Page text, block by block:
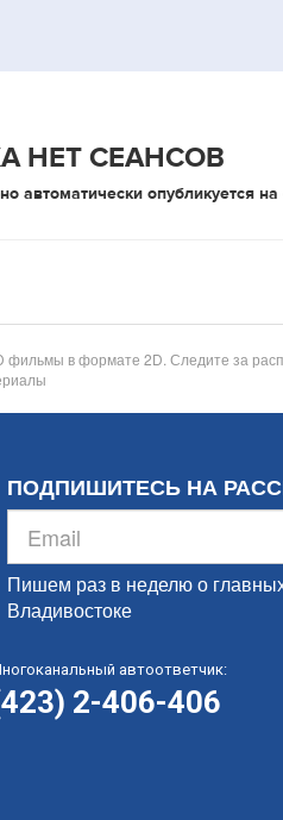
НЕТ СЕАНСОВ
автоматически опубликуется на
фильмы в формате 2D. Следите за
ПОДПИШИТЕСЬ НА
Пишем раз в неделю о
Владивостоке
автоответчик:
2-406-406